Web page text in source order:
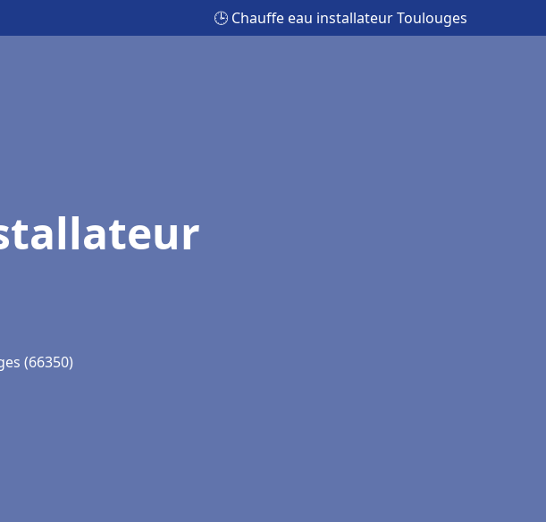
🕒 Chauffe eau installateur Toulouges
(66350)